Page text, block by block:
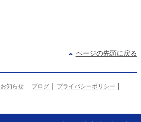
ページの先頭に戻る
お知らせ ブログ
プライバシーポリシー